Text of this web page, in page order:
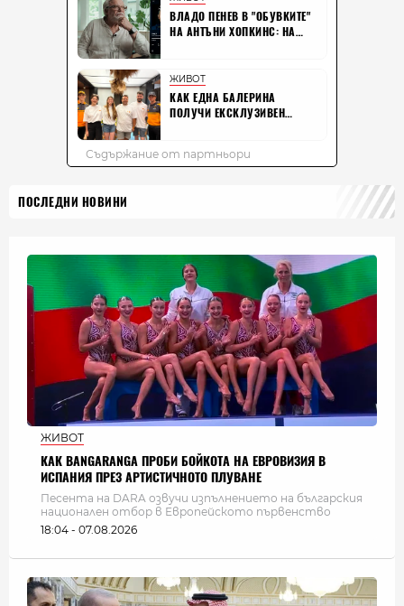
ПОСЛЕДНИ НОВИНИ
ЖИВОТ
КАК BANGARANGA ПРОБИ БОЙКОТА НА ЕВРОВИЗИЯ В
ИСПАНИЯ ПРЕЗ АРТИСТИЧНОТО ПЛУВАНЕ
Песента на DARA озвучи изпълнението на българския
национален отбор в Европейското първенство
18:04 - 07.08.2026